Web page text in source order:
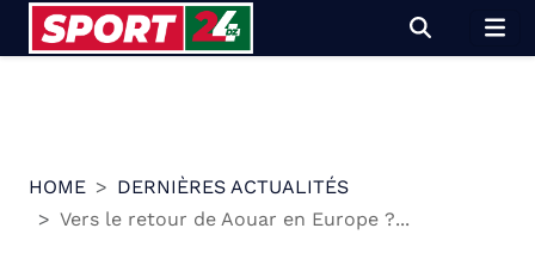
HOME
DERNIÈRES ACTUALITÉS
Vers le retour de Aouar en Europe ?...